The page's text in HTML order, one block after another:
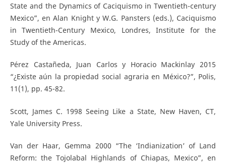
State and the Dynamics of Caciquismo in Twentieth-century
Mexico”, en Alan Knight y W.G. Pansters (eds.), Caciquismo
in Twentieth-Century Mexico, Londres, Institute for the
Study of the Americas.
Pérez Castañeda, Juan Carlos y Horacio Mackinlay 2015
“¿Existe aún la propiedad social agraria en México?”, Polis,
11(1), pp. 45-82.
Scott, James C. 1998 Seeing Like a State, New Haven, CT,
Yale University Press.
Van der Haar, Gemma 2000 “The ‘Indianization’ of Land
Reform: the Tojolabal Highlands of Chiapas, Mexico”, en